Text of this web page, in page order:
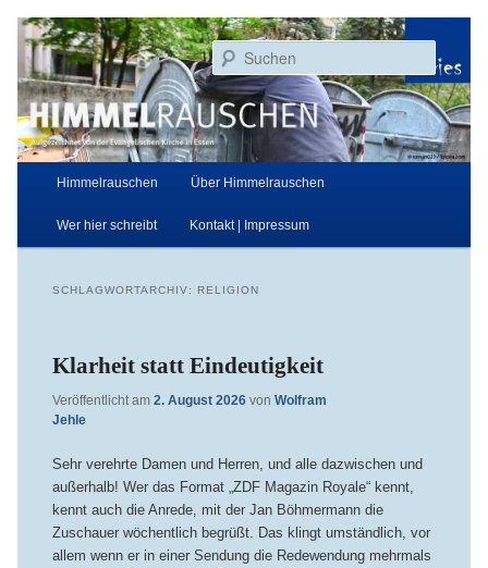
primären
Inhalt
springen
sekundären
Inhalt
springen
Himmelrauschen
Aufgezeichnet von der Evangelischen Kirche in Essen
Hauptmenü
Himmelrauschen Über Himmelrauschen
Wer hier schreibt Kontakt | Impressum
SCHLAGWORTARCHIV: RELIGION
Klarheit statt Eindeutigkeit
Veröffentlicht am 2. August 2026 von Wolfram
Jehle
Sehr verehrte Damen und Herren, und alle dazwischen und
außerhalb! Wer das Format „ZDF Magazin Royale“ kennt,
kennt auch die Anrede, mit der Jan Böhmermann die
Zuschauer wöchentlich begrüßt. Das klingt umständlich, vor
allem wenn er in einer Sendung die Redewendung mehrmals